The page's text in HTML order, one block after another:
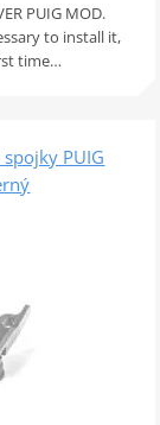
PUIG MOD.
to install it,
time…
PUIG